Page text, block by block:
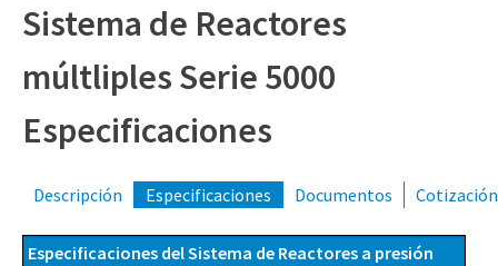
(309) 762-7716
Sistema de Reactores
múltliples Serie 5000
Especificaciones
Descripción Especificaciones Documentos Cotización
Especificaciones del Sistema de Reactores a presión